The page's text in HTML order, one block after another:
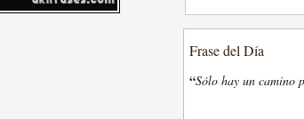
Frase del Día
“Sólo hay un camino